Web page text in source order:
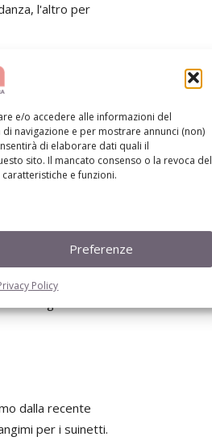
e/o accedere alle informazioni del
navigazione e per mostrare annunci (non)
di elaborare dati quali il
sito. Il mancato consenso o la revoca del
e funzioni.
Preferenze
Policy
l'altro per
l'intera mia carriera
dei mangimi dei
a punto
proprietà: ci
ci ha fatto
ad utilizzare
particolare al
a tirare fuori il
mangimistiche un
dalla recente
per i suinetti.